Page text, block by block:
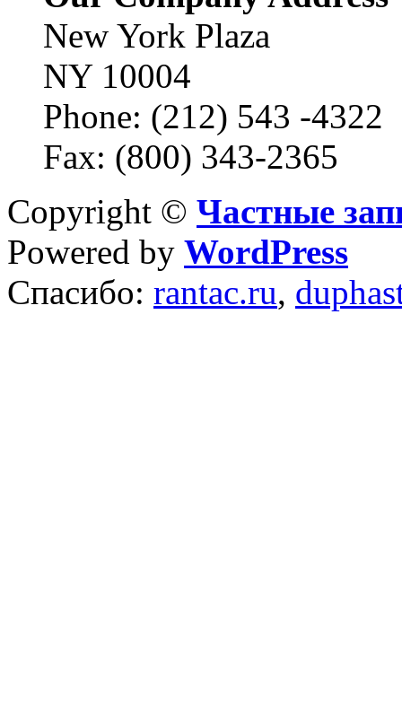
New York Plaza
NY 10004
Phone: (212) 543 -4322
Fax: (800) 343-2365
Copyright © Частные
Powered by WordPress
Спасибо: rantac.ru,